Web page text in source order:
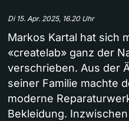
Di 15. Apr. 2025, 16.20 Uhr
Markos Kartal hat sich
«createlab» ganz der
verschrieben. Aus der
seiner Familie machte
moderne
Bekleidung.